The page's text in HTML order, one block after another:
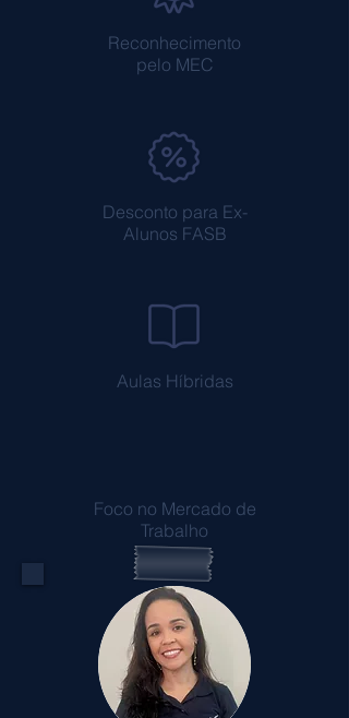
Reconhecimento
pelo MEC
Desconto para Ex-
Alunos FASB
Aulas Híbridas
Foco no Mercado de
Trabalho